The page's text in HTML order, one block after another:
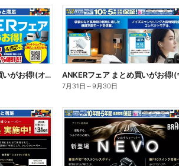
ANKERフェア まとめ買いがお得!(オモテ)
7月31日 ～9月30日